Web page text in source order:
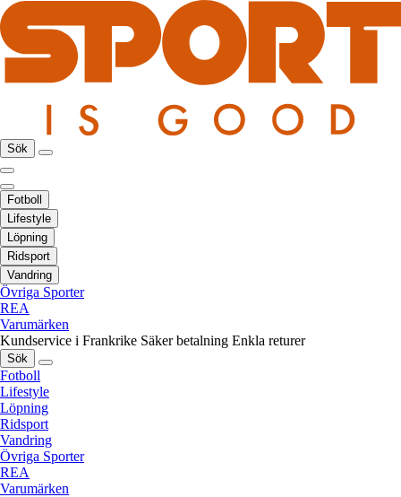
Sök
Fotboll
Lifestyle
Löpning
Ridsport
Vandring
Övriga Sporter
REA
Varumärken
Kundservice i Frankrike Säker betalning Enkla returer
Sök
Fotboll
Lifestyle
Löpning
Ridsport
Vandring
Övriga Sporter
REA
Varumärken